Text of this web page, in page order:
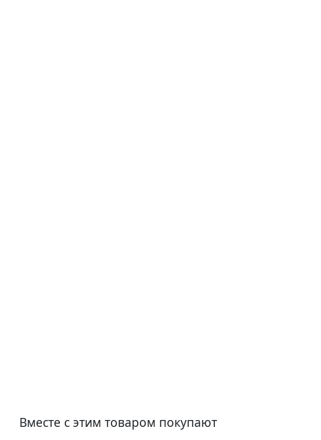
Вместе с этим товаром покупают